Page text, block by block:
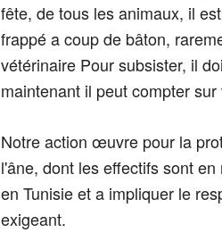
fête, de tous les animaux, il
frappé a coup de bâton,
vétérinaire Pour subsister, il
maintenant il peut compter sur
Notre action œuvre pour la
l'âne, dont les effectifs sont
en Tunisie et a impliquer le
exigeant.